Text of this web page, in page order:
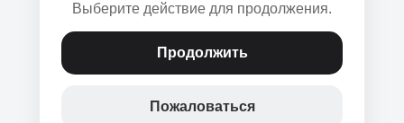
Выберите действие для продолжения.
Продолжить
Пожаловаться